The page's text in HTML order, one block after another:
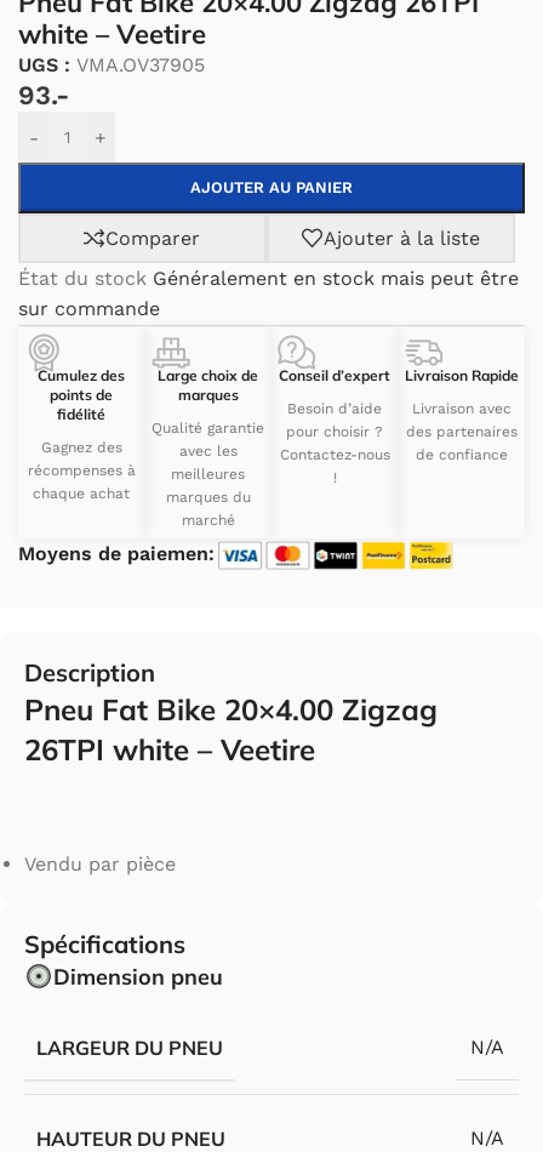
white – Veetire
UGS : VMA.OV37905
93.-
- +
AJOUTER AU PANIER
Alternative:
Comparer
Ajouter à la liste
État du stock Généralement en stock mais peut être
sur commande
Cumulez des
points de
fidélité
Gagnez des
récompenses à
chaque achat
Large choix de
marques
Qualité garantie
avec les
meilleures
marques du
marché
Conseil d’expert
Besoin d’aide
pour choisir ?
Contactez-nous
!
Livraison Rapide
Livraison avec
des partenaires
de confiance
Moyens de paiemen:
Description
Pneu Fat Bike 20×4.00 Zigzag
26TPI white – Veetire
Vendu par pièce
Spécifications
Dimension pneu
LARGEUR DU PNEU N/A
HAUTEUR DU PNEU N/A